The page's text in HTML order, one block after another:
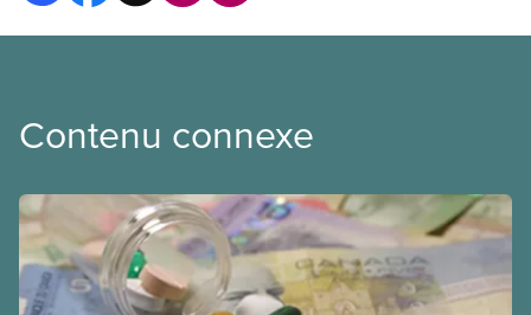
Contenu connexe